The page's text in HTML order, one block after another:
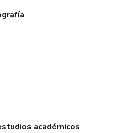
académicos